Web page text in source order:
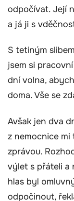
odpočívat. Její
a já ji s
S tetiným
jsem si
dní volna,
doma. Vše se
Avšak jen dva
z nemocnice mi
zprávou.
výlet s přáteli a
hlas byl
odpočinout,